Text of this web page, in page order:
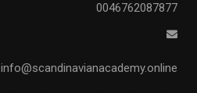
0046762087877
info@scandinavianacademy.online